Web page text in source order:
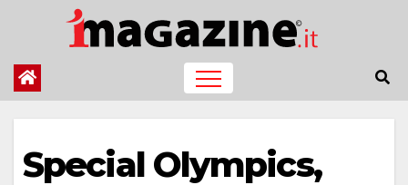
contenuto
Special Olympics,